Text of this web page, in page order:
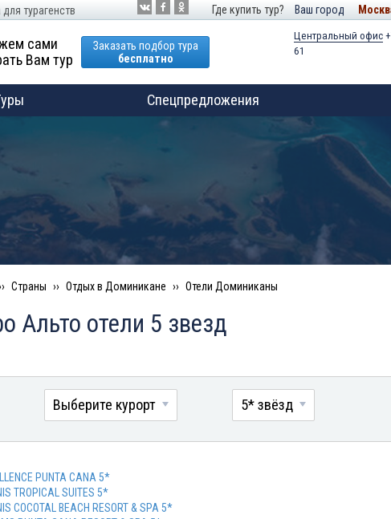
турагенств Где купить тур? Ваш город
сами
Вам тур
Заказать подбор тура
бесплатно
Центральный офис
61
Спецпредложения
Страны Отдых в Доминикане Отели Доминиканы
Альто отели 5 звезд
Выберите курорт 5* звёзд
PUNTA CANA 5*
TROPICAL SUITES 5*
COCOTAL BEACH RESORT & SPA 5*